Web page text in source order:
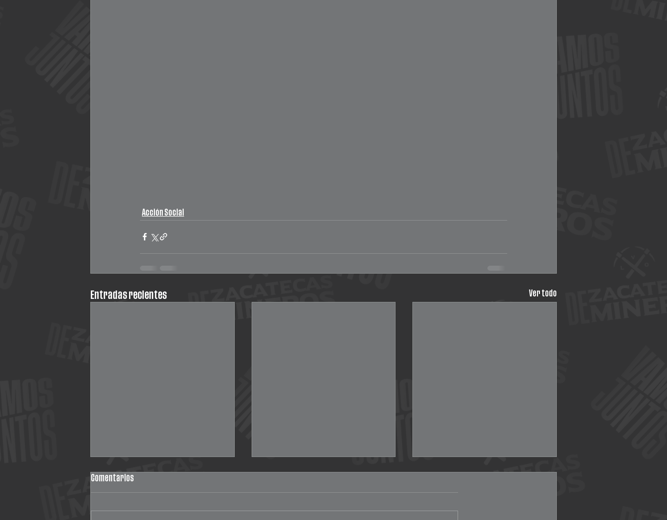
Acción Social
Entradas recientes Ver todo
Comentarios